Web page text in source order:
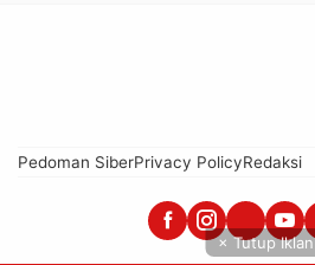
Pedoman SiberPrivacy PolicyRedaksi
× Tutup Iklan